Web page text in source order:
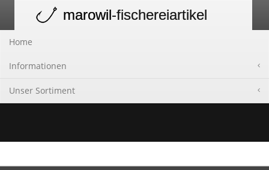
navigation
marowil-fischereiartikel
Home
Informationen
Unser Sortiment